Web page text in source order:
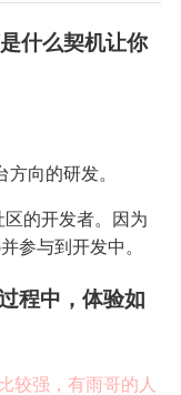
是什么契机让你
向的研发。
区的开发者。因为
参与到开发中。
程中 ， 体验如
较强，有雨哥的人